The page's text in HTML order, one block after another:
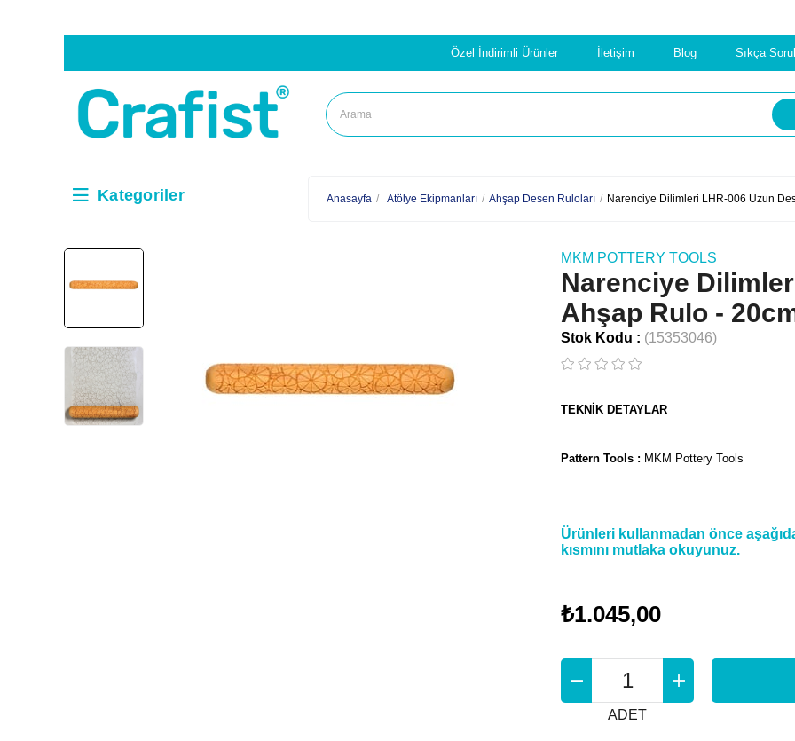
Özel İndirimli Ürünler İletişim Blog Sıkça
Kategoriler Anasayfa Atölye Ekipmanları Ahşap Desen Ruloları Narenciye Dilimleri LHR-006 Uzun
MKM POTTERY TOOLS
Narenciye
Ahşap Rulo -
Stok Kodu (15353046)
TEKNİK DETAYLAR
Pattern Tools : MKM Pottery Tools
Ürünleri kullanmadan önce
kısmını mutlaka okuyunuz.
₺1.045,00
ADET